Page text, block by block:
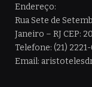
Endereço:
Rua Sete de
Janeiro – RJ CEP:
Telefone: (21)
Email: